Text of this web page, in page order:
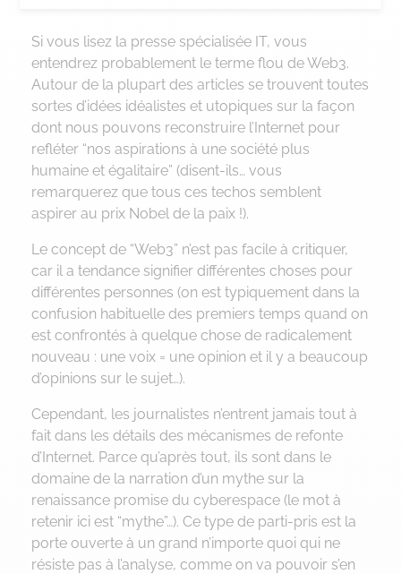
Si vous lisez la presse spécialisée IT, vous
entendrez probablement le terme flou de Web3.
Autour de la plupart des articles se trouvent toutes
sortes d’idées idéalistes et utopiques sur la façon
dont nous pouvons reconstruire l’Internet pour
refléter “nos aspirations à une société plus
humaine et égalitaire” (disent-ils… vous
remarquerez que tous ces techos semblent
aspirer au prix Nobel de la paix !).
Le concept de “Web3” n’est pas facile à critiquer,
car il a tendance signifier différentes choses pour
différentes personnes (on est typiquement dans la
confusion habituelle des premiers temps quand on
est confrontés à quelque chose de radicalement
nouveau : une voix = une opinion et il y a beaucoup
d’opinions sur le sujet…).
Cependant, les journalistes n’entrent jamais tout à
fait dans les détails des mécanismes de refonte
d’Internet. Parce qu’après tout, ils sont dans le
domaine de la narration d’un mythe sur la
renaissance promise du cyberespace (le mot à
retenir ici est “mythe”…). Ce type de parti-pris est la
porte ouverte à un grand n’importe quoi qui ne
résiste pas à l’analyse, comme on va pouvoir s’en